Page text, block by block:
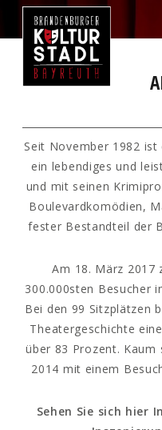
Seit November 1982
ein lebendiges und
und mit seinen
Boulevardkomödien,
fester Bestandteil der
Am 18. März 2017
300.000sten Besucher
Bei den 99 Sitzplätzen
Theatergeschichte
über 83 Prozent.
2014 mit einem
Sehen Sie sich hier